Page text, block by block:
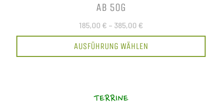
AB 50G
185,00 € – 385,00 €
AUSFÜHRUNG WÄHLEN
TERRINE